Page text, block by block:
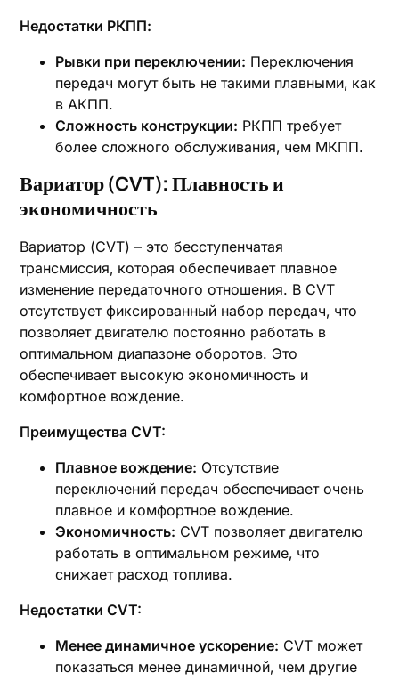
Недостатки РКПП:
Рывки при переключении: Переключения
передач могут быть не такими плавными‚ как
в АКПП.
Сложность конструкции: РКПП требует
более сложного обслуживания‚ чем МКПП.
Вариатор (CVT): Плавность и
экономичность
Вариатор (CVT) – это бесступенчатая
трансмиссия‚ которая обеспечивает плавное
изменение передаточного отношения. В CVT
отсутствует фиксированный набор передач‚ что
позволяет двигателю постоянно работать в
оптимальном диапазоне оборотов. Это
обеспечивает высокую экономичность и
комфортное вождение.
Преимущества CVT:
Плавное вождение: Отсутствие
переключений передач обеспечивает очень
плавное и комфортное вождение.
Экономичность: CVT позволяет двигателю
работать в оптимальном режиме‚ что
снижает расход топлива.
Недостатки CVT:
Менее динамичное ускорение: CVT может
показаться менее динамичной‚ чем другие